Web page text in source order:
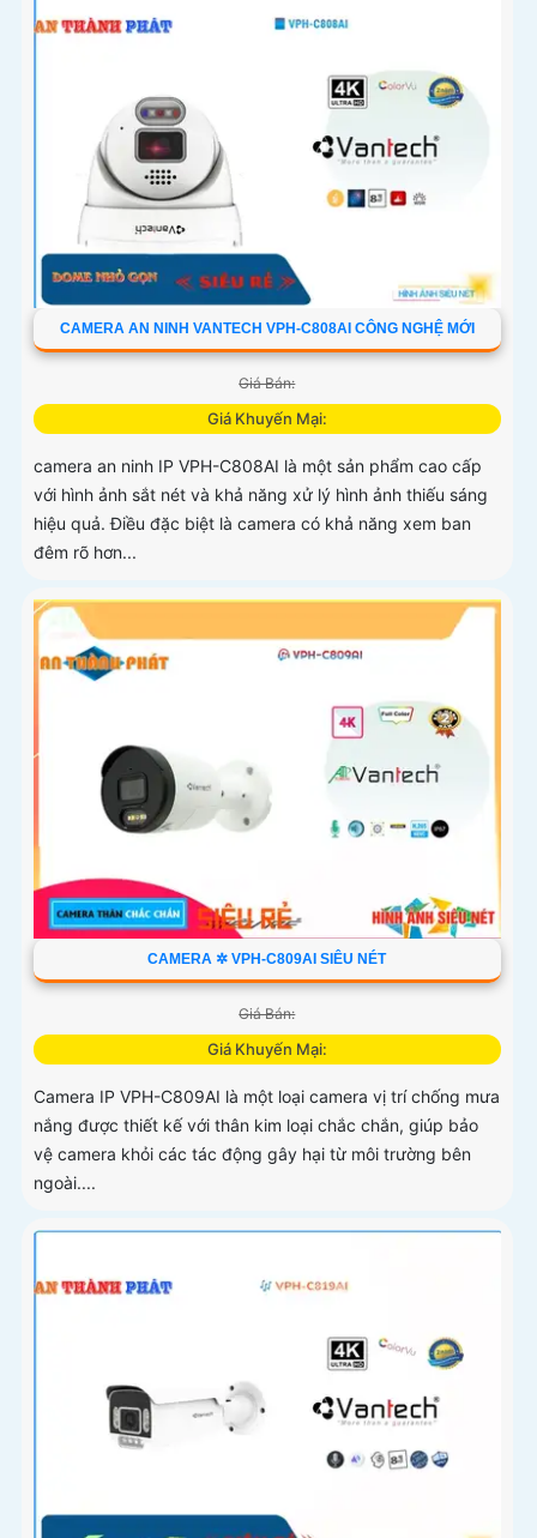
CAMERA AN NINH VANTECH VPH-C808AI CÔNG NGHỆ MỚI
Giá Bán:
Giá Khuyến Mại:
camera an ninh IP VPH-C808AI là một sản phẩm cao cấp
với hình ảnh sắt nét và khả năng xử lý hình ảnh thiếu sáng
hiệu quả. Điều đặc biệt là camera có khả năng xem ban
đêm rõ hơn...
CAMERA ✲ VPH-C809AI SIÊU NÉT
Giá Bán:
Giá Khuyến Mại:
Camera IP VPH-C809AI là một loại camera vị trí chống mưa
nắng được thiết kế với thân kim loại chắc chắn, giúp bảo
vệ camera khỏi các tác động gây hại từ môi trường bên
ngoài....